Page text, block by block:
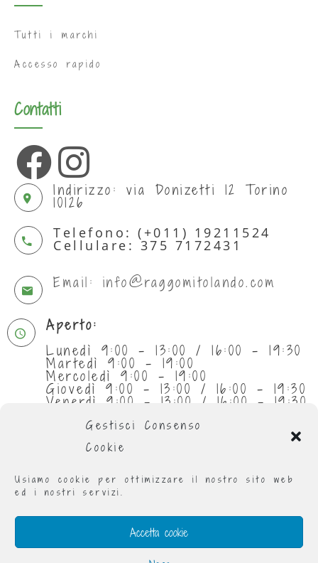
Gestisci Consenso
Cookie
Usiamo cookie per ottimizzare il nostro sito web
ed i nostri servizi.
Accetta cookie
Tutti i marchi
Accesso rapido
Contatti
Indirizzo: via Donizetti 12 Torino
10126
Telefono: (+011) 19211524
Cellulare: 375 7172431
Email: info@raggomitolando.com
Aperto:
Lunedì 9:00 - 13:00 / 16:00 - 19:30
Martedì 9:00 - 19:00
Mercoledì 9:00 - 19:00
Giovedì 9:00 - 13:00 / 16:00 - 19:30
Venerdì 9:00 - 13:00 / 16:00 - 19:30